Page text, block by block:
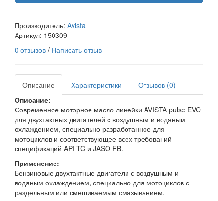
Производитель: Avista
Артикул: 150309
0 отзывов / Написать отзыв
Описание Характеристики
Отзывов (0)
Описание:
Современное моторное масло линейки AVISTA pulse EVO
для двухтактных двигателей с воздушным и водяным
охлаждением, специально разработанное для
мотоциклов и соответствующее всех требований
спецификаций API TC и JASO FB.
Применение:
Бензиновые двухтактные двигатели с воздушным и
водяным охлаждением, специально для мотоциклов с
раздельным или смешиваемым смазыванием.